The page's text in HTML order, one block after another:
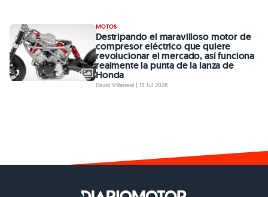
MOTOS
Destripando el maravilloso motor de
compresor eléctrico que quiere
revolucionar el mercado, así funciona
realmente la punta de la lanza de
Honda
David Villarreal | 13 Jul 2026